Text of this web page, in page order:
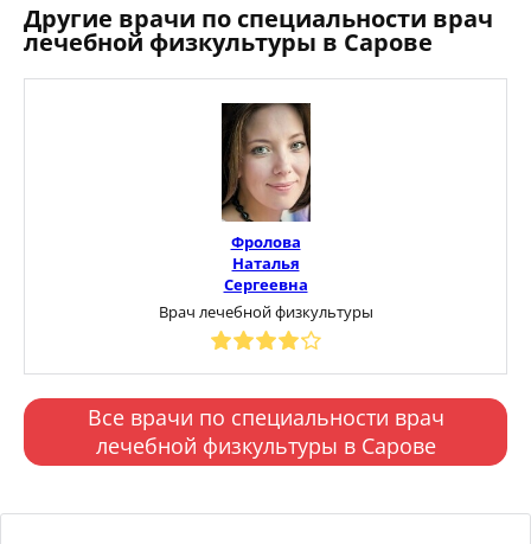
Другие врачи по специальности врач
лечебной физкультуры в Сарове
Фролова
Наталья
Сергеевна
Врач лечебной физкультуры
Все врачи по специальности врач
лечебной физкультуры в Сарове